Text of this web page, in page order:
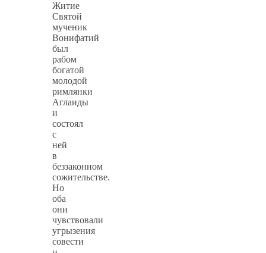
Житие
Святой
мученик
Вонифатий
был
рабом
богатой
молодой
римлянки
Аглаиды
и
состоял
с
ней
в
беззаконном
сожительстве.
Но
оба
они
чувствовали
угрызения
совести